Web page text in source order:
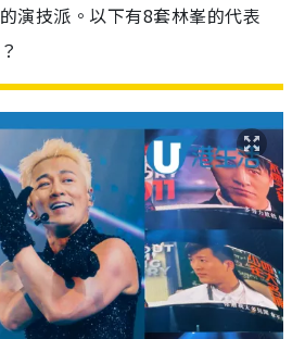
演技派。以下有8套林峯的代表